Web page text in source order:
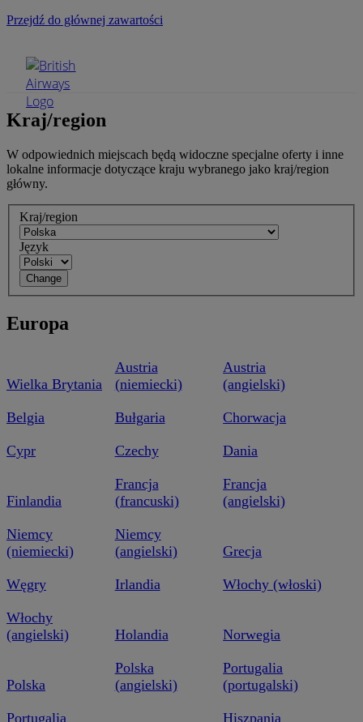
Przejdź do głównej zawartości
Kraj/region
W odpowiednich miejscach będą widoczne specjalne oferty i inne
lokalne informacje dotyczące kraju wybranego jako kraj/region
główny.
Kraj/region
Język
Europa
Wielka Brytania
Austria
(niemiecki)
Austria
(angielski)
Belgia Bułgaria Chorwacja
Cypr Czechy Dania
Finlandia
Francja
(francuski)
Francja
(angielski)
Niemcy
(niemiecki)
Niemcy
(angielski)
Grecja
Węgry Irlandia Włochy (włoski)
Włochy
(angielski)
Holandia Norwegia
Polska
Polska
(angielski)
Portugalia
(portugalski)
Portugalia
Hiszpania